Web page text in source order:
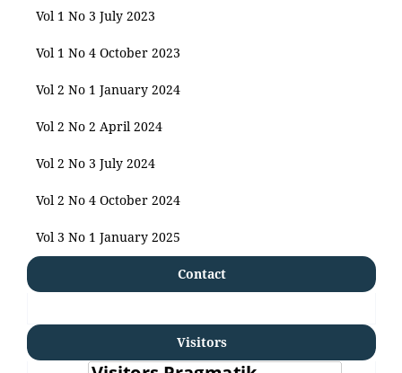
Vol 1 No 3 July 2023
Vol 1 No 4 October 2023
Vol 2 No 1 January 2024
Vol 2 No 2 April 2024
Vol 2 No 3 July 2024
Vol 2 No 4 October 2024
Vol 3 No 1 January 2025
Contact
Visitors